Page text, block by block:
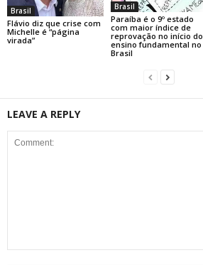
Brasil
Flávio diz que crise com
Michelle é “página
virada”
Brasil
Paraíba é o 9º estado
com maior índice de
reprovação no início do
ensino fundamental no
Brasil
LEAVE A REPLY